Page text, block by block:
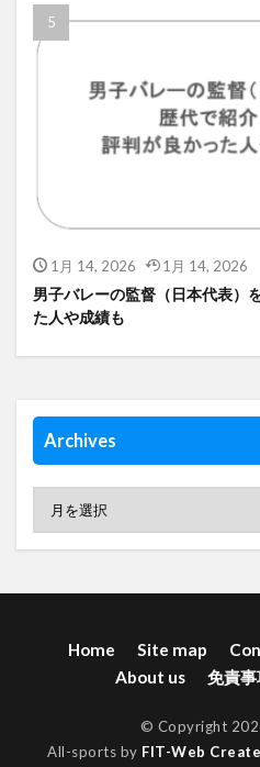
1月 14, 2026 1月 14, 2026
男子バレーの監督（日本代表）
た人や成績も
Archives
Home Site map
About us
免責事
© Copyright
All-sports by FIT-Web